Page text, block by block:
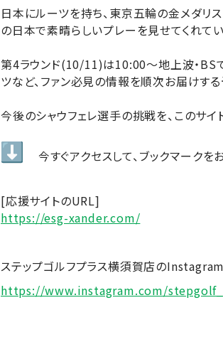
日本にルーツを持ち、東京五輪の金メダリ
の日本で素晴らしいプレーを見せてくれてい
第4ラウンド(10/11)は10:00〜地上波・BS
ツなど、ファン必見の情報を順次お届けする
今後のシャウフェレ選手の挑戦を、このサイ
今すぐアクセスして、ブックマークを
[応援サイトのURL]
https://esg-xander.com/
ステップゴルフプラス横須賀店のInstagram
https://www.instagram.com/